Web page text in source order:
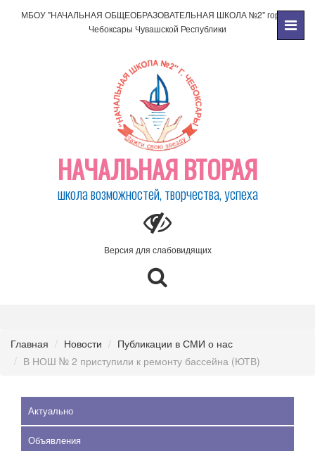
МБОУ "НАЧАЛЬНАЯ ОБЩЕОБРАЗОВАТЕЛЬНАЯ ШКОЛА №2" города
Чебоксары Чувашской Республики
НАЧАЛЬНАЯ ВТОРАЯ
школа возможностей, творчества, успеха
Версия для слабовидящих
Главная Новости
Публикации в СМИ о нас
В НОШ № 2 приступили к ремонту бассейна (ЮТВ)
Актуально
Объявления